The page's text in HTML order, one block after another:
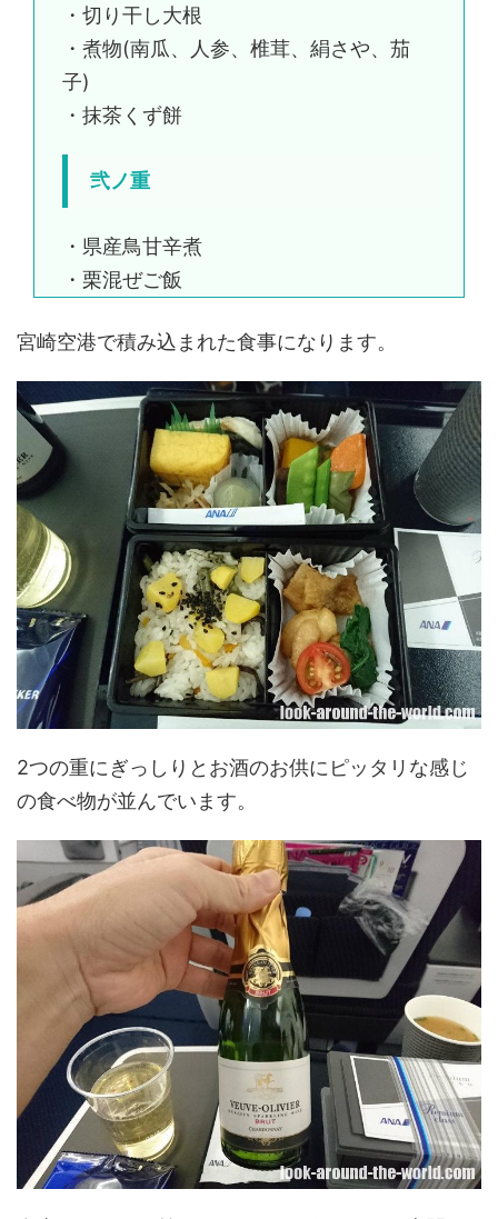
・切り干し大根
・煮物(南瓜、人参、椎茸、絹さや、茄
子)
・抹茶くず餅
弐ノ重
・県産鳥甘辛煮
・栗混ぜご飯
宮崎空港で積み込まれた食事になります。
2つの重にぎっしりとお酒のお供にピッタリな感じ
の食べ物が並んでいます。